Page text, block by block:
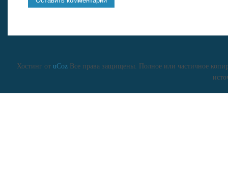
Хостинг от uCozВсе права защищены. Полное или частичное